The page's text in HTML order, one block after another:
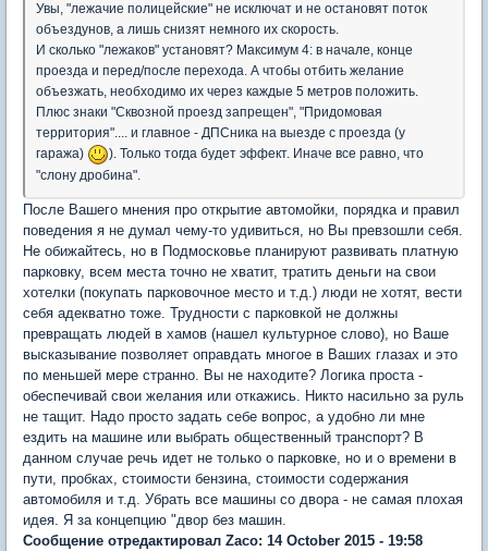
Увы, "лежачие полицейские" не исключат и не остановят поток
объездунов, а лишь снизят немного их скорость.
И сколько "лежаков" установят? Максимум 4: в начале, конце
проезда и перед/после перехода. А чтобы отбить желание
объезжать, необходимо их через каждые 5 метров положить.
Плюс знаки "Сквозной проезд запрещен", "Придомовая
территория".... и главное - ДПСника на выезде с проезда (у
гаража)
). Только тогда будет эффект. Иначе все равно, что
"слону дробина".
После Вашего мнения про открытие автомойки, порядка и правил
поведения я не думал чему-то удивиться, но Вы превзошли себя.
Не обижайтесь, но в Подмосковье планируют развивать платную
парковку, всем места точно не хватит, тратить деньги на свои
хотелки (покупать парковочное место и т.д.) люди не хотят, вести
себя адекватно тоже. Трудности с парковкой не должны
превращать людей в хамов (нашел культурное слово), но Ваше
высказывание позволяет оправдать многое в Ваших глазах и это
по меньшей мере странно. Вы не находите? Логика проста -
обеспечивай свои желания или откажись. Никто насильно за руль
не тащит. Надо просто задать себе вопрос, а удобно ли мне
ездить на машине или выбрать общественный транспорт? В
данном случае речь идет не только о парковке, но и о времени в
пути, пробках, стоимости бензина, стоимости содержания
автомобиля и т.д. Убрать все машины со двора - не самая плохая
идея. Я за концепцию "двор без машин.
Сообщение отредактировал Zaco: 14 October 2015 - 19:58